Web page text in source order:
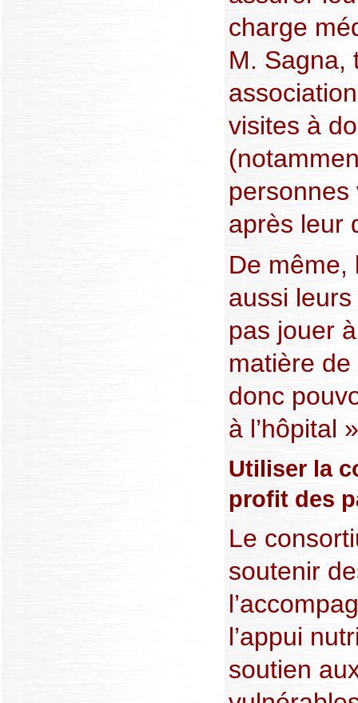
charge
M. Sagna,
visites à
après leur
De même,
aussi
pas jouer
matière
donc
à l’hôpital
Utiliser la
profit des
Le
soutenir
l’appui
soutien